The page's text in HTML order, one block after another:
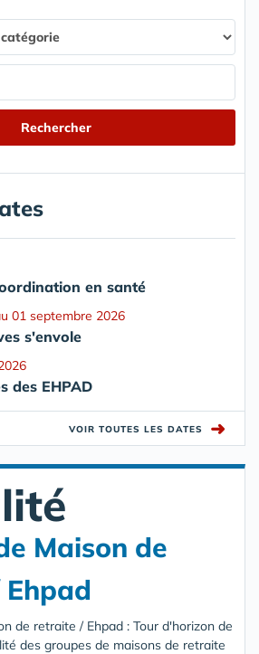
en santé
01 septembre 2026
s'envole
des EHPAD
VOIR TOUTES LES DATES ➜
Maison de
de retraite / Ehpad : Tour d'horizon de
des groupes de maisons de retraite